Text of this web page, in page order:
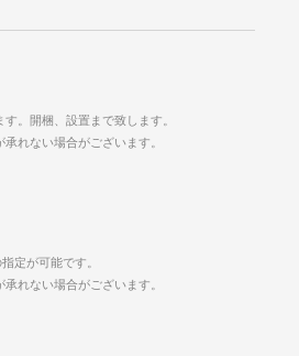
。開梱、設置まで致します。
れない場合がございます。
定が可能です。
れない場合がございます。